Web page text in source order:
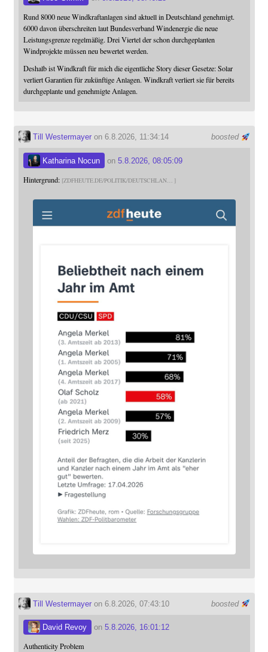
Rund 8000 neue Windkraftanlagen sind aktuell in Deutschland genehmigt.
6000 davon überschreiten laut Bundesverband Windenergie die neue
Leistungsgrenze regelmäßig. Drei Viertel der schon durchgeplanten
Windprojekte müssen neu bewertet werden.
Deshalb ist Windkraft für mich die eigentliche Story dieser Gesetze: Solar
verliert Garantien für zukünftige Anlagen. Windkraft verliert sie für bereits
durchgeplante und genehmigte Anlagen.
boosted
Till Westermayeron 6.8.2026, 11:34:14
Katharina Nocun on 5.8.2026, 08:05:09
Hintergrund: ZDFHEUTE.DE/POLITIK/DEUTSCHLAN
boosted
Till Westermayeron 6.8.2026, 07:43:10
David Revoy on 5.8.2026, 16:01:12
Authenticity Problem